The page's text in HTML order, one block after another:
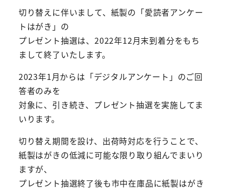
切り替えに伴いまして、紙製の「愛読者アンケー
トはがき」の
プレゼント抽選は、2022年12月末到着分をもち
まして終了いたします。
2023年1月からは「デジタルアンケート」のご回
答者のみを
対象に、引き続き、プレゼント抽選を実施してま
いります。
切り替え期間を設け、出荷時対応を行うことで、
紙製はがきの低減に可能な限り取り組んでまいり
ますが、
プレゼント抽選終了後も市中在庫品に紙製はがき